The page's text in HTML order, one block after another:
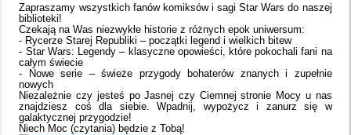
Zapraszamy wszystkich fanów komiksów i sagi Star Wars do naszej
biblioteki!
Czekają na Was niezwykłe historie z różnych epok uniwersum:
- Rycerze Starej Republiki – początki legend i wielkich bitew
- Star Wars: Legendy – klasyczne opowieści, które pokochali fani na
całym świecie
- Nowe serie – świeże przygody bohaterów znanych i zupełnie
nowych
Niezależnie czy jesteś po Jasnej czy Ciemnej stronie Mocy u nas
znajdziesz coś dla siebie. Wpadnij, wypożycz i zanurz się w
galaktycznej przygodzie!
Niech Moc (czytania) będzie z Tobą!